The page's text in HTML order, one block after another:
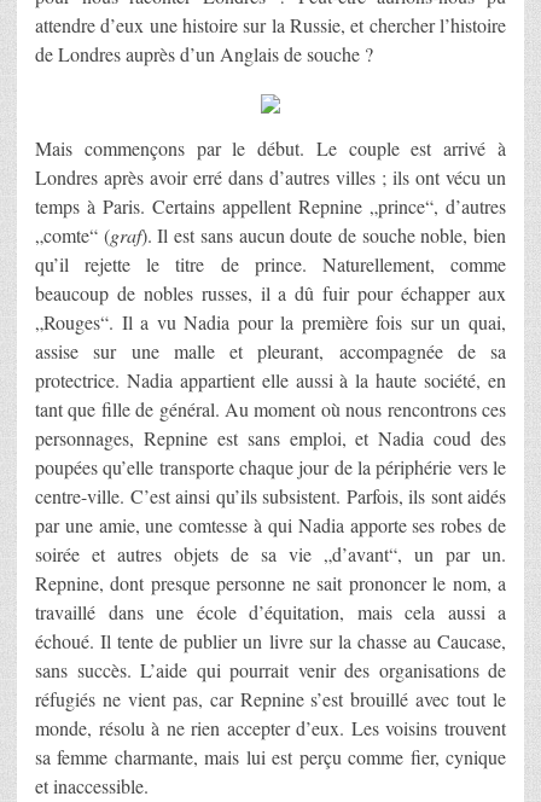
attendre d’eux une histoire sur la Russie, et chercher l’histoire
de Londres auprès d’un Anglais de souche ?
Mais commençons par le début. Le couple est arrivé à
Londres après avoir erré dans d’autres villes ; ils ont vécu un
temps à Paris. Certains appellent Repnine „prince“, d’autres
„comte“ (graf). Il est sans aucun doute de souche noble, bien
qu’il rejette le titre de prince. Naturellement, comme
beaucoup de nobles russes, il a dû fuir pour échapper aux
„Rouges“. Il a vu Nadia pour la première fois sur un quai,
assise sur une malle et pleurant, accompagnée de sa
protectrice. Nadia appartient elle aussi à la haute société, en
tant que fille de général. Au moment où nous rencontrons ces
personnages, Repnine est sans emploi, et Nadia coud des
poupées qu’elle transporte chaque jour de la périphérie vers le
centre-ville. C’est ainsi qu’ils subsistent. Parfois, ils sont aidés
par une amie, une comtesse à qui Nadia apporte ses robes de
soirée et autres objets de sa vie „d’avant“, un par un.
Repnine, dont presque personne ne sait prononcer le nom, a
travaillé dans une école d’équitation, mais cela aussi a
échoué. Il tente de publier un livre sur la chasse au Caucase,
sans succès. L’aide qui pourrait venir des organisations de
réfugiés ne vient pas, car Repnine s’est brouillé avec tout le
monde, résolu à ne rien accepter d’eux. Les voisins trouvent
sa femme charmante, mais lui est perçu comme fier, cynique
et inaccessible.